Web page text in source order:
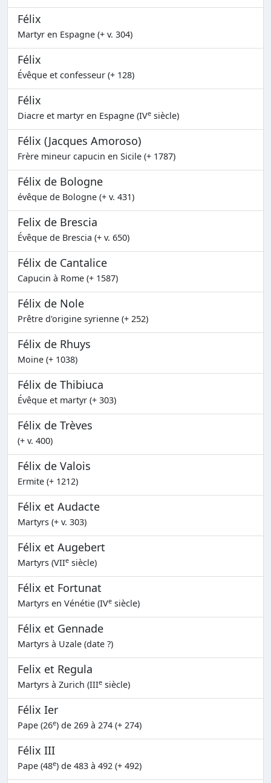
Félix
Martyr en Espagne (+ v. 304)
Félix
Évêque et confesseur (+ 128)
Félix
Diacre et martyr en Espagne (IVe siècle)
Félix (Jacques Amoroso)
Frère mineur capucin en Sicile (+ 1787)
Félix de Bologne
évêque de Bologne (+ v. 431)
Felix de Brescia
Évêque de Brescia (+ v. 650)
Félix de Cantalice
Capucin à Rome (+ 1587)
Félix de Nole
Prêtre d'origine syrienne (+ 252)
Félix de Rhuys
Moine (+ 1038)
Félix de Thibiuca
Évêque et martyr (+ 303)
Félix de Trèves
(+ v. 400)
Félix de Valois
Ermite (+ 1212)
Félix et Audacte
Martyrs (+ v. 303)
Félix et Augebert
Martyrs (VIIe siècle)
Félix et Fortunat
Martyrs en Vénétie (IVe siècle)
Félix et Gennade
Martyrs à Uzale (date ?)
Felix et Regula
Martyrs à Zurich (IIIe siècle)
Félix Ier
Pape (26e) de 269 à 274 (+ 274)
Félix III
Pape (48e) de 483 à 492 (+ 492)